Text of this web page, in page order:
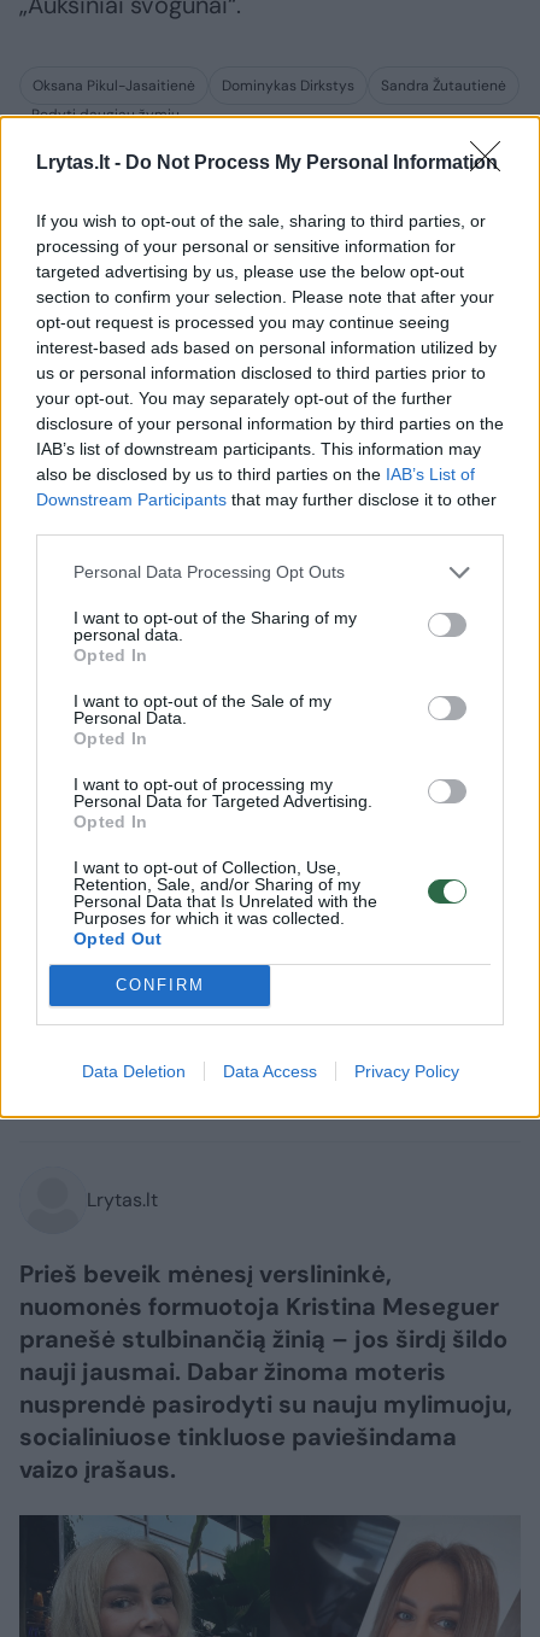
Lrytas.lt - Do Not Process My Personal Information
If you wish to opt-out of the sale, sharing to third parties, or
processing of your personal or sensitive information for
targeted advertising by us, please use the below opt-out
section to confirm your selection. Please note that after your
opt-out request is processed you may continue seeing
interest-based ads based on personal information utilized by
us or personal information disclosed to third parties prior to
your opt-out. You may separately opt-out of the further
disclosure of your personal information by third parties on the
IAB’s list of downstream participants. This information may
also be disclosed by us to third parties on the IAB’s List of
Downstream Participants that may further disclose it to other
Personal Data Processing Opt Outs
I want to opt-out of the Sharing of my
personal data.
Opted In
I want to opt-out of the Sale of my
Personal Data.
Opted In
I want to opt-out of processing my
Personal Data for Targeted Advertising.
Opted In
I want to opt-out of Collection, Use,
Retention, Sale, and/or Sharing of my
Personal Data that Is Unrelated with the
Purposes for which it was collected.
Opted Out
CONFIRM
Data Deletion Data Access Privacy Policy
Oksana Pikul-Jasaitienė Dominykas Dirkstys
Sandra Žutautienė
Rodyti daugiau žymių
Komentuoti po šiuo straipsniu
Komentuoti gali tik Lrytas registruoti vartotojai.
Prisijunkite prie registruotų vartotojų
bendruomenės ir bendraukite komentaruose!
Rodyti komentarus
Prisijungti komentatoriams
Žmonės Veidai ir vardai
Kristina Meseguer pasidalijo
vaizdeliu iš lovos: šalia – naujas
(4)
Lrytas.lt
Prieš beveik mėnesį verslininkė,
nuomonės formuotoja Kristina Meseguer
pranešė stulbinančią žinią – jos širdį šildo
nauji jausmai. Dabar žinoma moteris
nusprendė pasirodyti su nauju mylimuoju,
socialiniuose tinkluose paviešindama
vaizo įrašaus.